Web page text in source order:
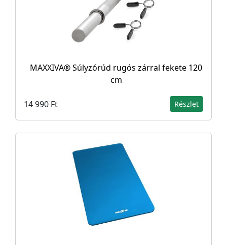
MAXXIVA® Súlyzórúd rugós zárral fekete 120
cm
14 990 Ft Részlet